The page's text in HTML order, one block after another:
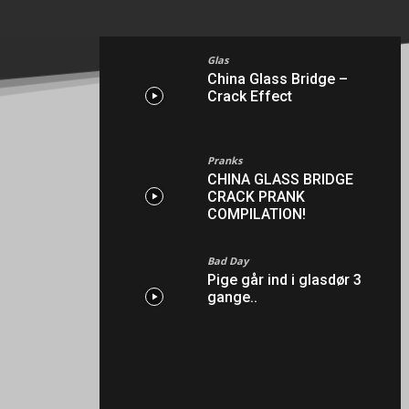
Glas
China Glass Bridge –
Crack Effect
Pranks
CHINA GLASS BRIDGE
CRACK PRANK
COMPILATION!
Bad Day
Pige går ind i glasdør 3
gange..